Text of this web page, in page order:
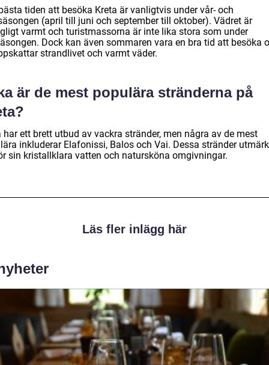
tiden att besöka Kreta är vanligtvis under vår- och
(april till juni och september till oktober). Vädret är
varmt och turistmassorna är inte lika stora som under
Dock kan även sommaren vara en bra tid att besöka
strandlivet och varmt väder.
är de mest populära stränderna på
har ett brett utbud av vackra stränder, men några av de mest
inkluderar Elafonissi, Balos och Vai. Dessa stränder
sin kristallklara vatten och natursköna omgivningar.
Läs fler inlägg här